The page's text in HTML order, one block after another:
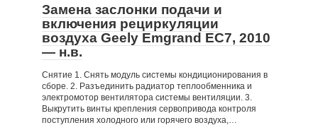
Замена заслонки подачи и
включения рециркуляции
воздуха Geely Emgrand EC7, 2010
— н.в.
Снятие 1. Снять модуль системы кондиционирования в
сборе. 2. Разъединить радиатор теплообменника и
электромотор вентилятора системы вентиляции. 3.
Выкрутить винты крепления сервопривода контроля
поступления холодного или горячего воздуха,…